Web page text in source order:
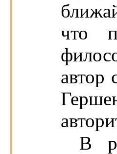
что
автор
В